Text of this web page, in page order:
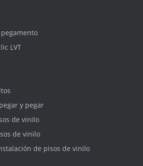
LVT
y pegar
de vinilo
de vinilo
de pisos de vinilo